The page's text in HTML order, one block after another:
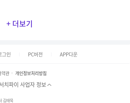
+ 더보기
그인 PC버전 APP다운
약관 개인정보처리방침
치파이 사업자 정보
김태묵